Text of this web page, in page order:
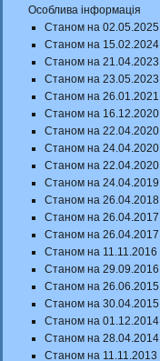
Особлива інформація
Станом на 02.05.2025
Станом на 15.02.2024
Станом на 21.04.2023
Станом на 23.05.2023
Станом на 26.01.2021
Станом на 16.12.2020
Станом на 22.04.2020
Станом на 24.04.2020
Станом на 22.04.2020
Станом на 24.04.2019
Станом на 26.04.2018
Станом на 26.04.2017
Станом на 26.04.2017
Станом на 11.11.2016
Станом на 29.09.2016
Станом на 26.06.2015
Станом на 30.04.2015
Станом на 01.12.2014
Станом на 28.04.2014
Станом на 11.11.2013